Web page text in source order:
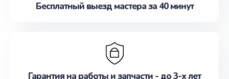
Бесплатный выезд мастера за 40 минут
Гарантия на работы и запчасти - до 3-х лет